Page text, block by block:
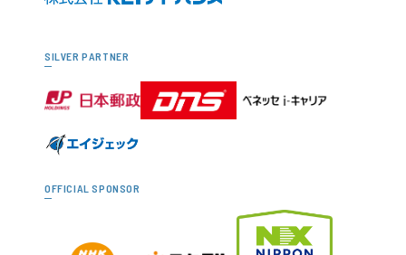
SILVER PARTNER
OFFICIAL SPONSOR